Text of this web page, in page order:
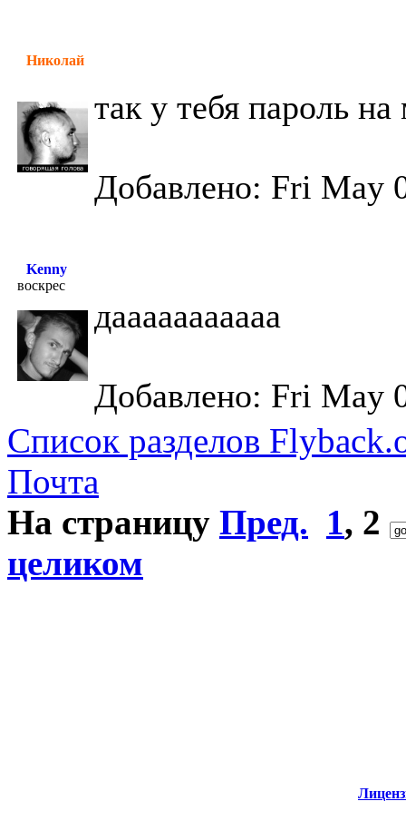
Николай
так у тебя пароль
Добавлено: Fri May
Kenny
воскрес
дааааааааааа
Добавлено: Fri May
Список разделов
Почта
На страницу Пред. 1, 2
целиком